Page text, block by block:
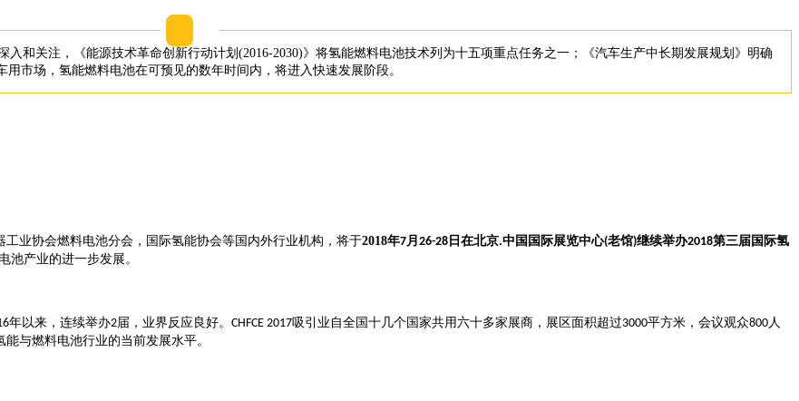
和关注，《能源技术革命创新行动计划 (2016-2030)》将氢能燃料电池技术列为十五项重点任务之一；《汽车生产中长期发展规划》明确
市场，氢能燃料电池在可预见的数年时间内，将进入快速发展阶段。
业协会燃料电池分会，国际氢能协会等国内外行业机构，将于2018年7 月 26-28 日在北京.中国国际展览中心(老馆)继续举办2018第三届国际氢
池产业的进一步发展。
年以来，连续举办2届，业界反应良好。 CHFCE 2017吸引业自全国十几个国家共用六十多家展商，展区面积超过3000平方米，会议观众800 人
与燃料电池行业的当前发展水平。